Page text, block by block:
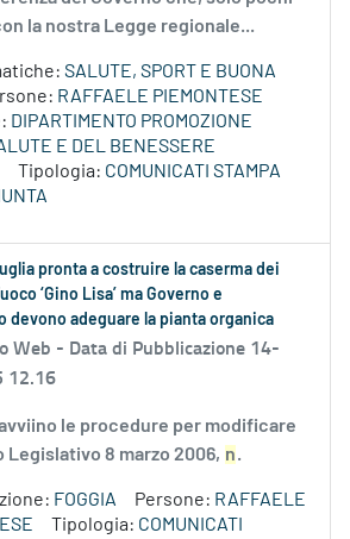
la nostra Legge regionale...
SALUTE, SPORT E BUONA
RAFFAELE PIEMONTESE
DIPARTIMENTO PROMOZIONE
E DEL BENESSERE
Tipologia: COMUNICATI STAMPA
pronta a costruire la caserma dei
‘Gino Lisa’ ma Governo e
devono adeguare la pianta organica
Web - Data di Pubblicazione 14-
12.16
le procedure per modificare
Legislativo 8 marzo 2006, n.
FOGGIA Persone: RAFFAELE
Tipologia: COMUNICATI